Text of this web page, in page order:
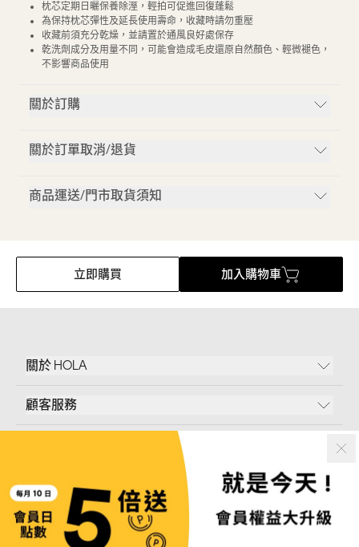
枕芯定期日曬保養除溼，輕拍可促進回復蓬鬆
為保持枕芯彈性及延長使用壽命，收藏時請勿重壓
收藏前須充分乾燥，並請置於通風良好處保存
乾洗劑成分及用量不同，可能會造成毛皮還原自然顏色、輕微褪色，
不影響商品使用
關於訂購
關於訂單取消/退貨
商品運送/門市取貨須知
立即購買 加入購物車
關於 HOLA
顧客服務
和樂家居股份有限公司｜
臺北市內湖區新湖三路23號5樓
Follow Us